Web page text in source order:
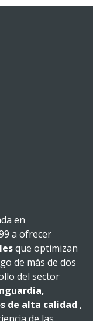
en
a ofrecer
que optimizan
de más de dos
del sector
de alta calidad ,